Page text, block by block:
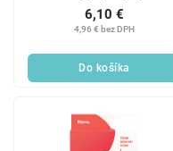
4,96 € bez DPH
6,10 €
Do košíka